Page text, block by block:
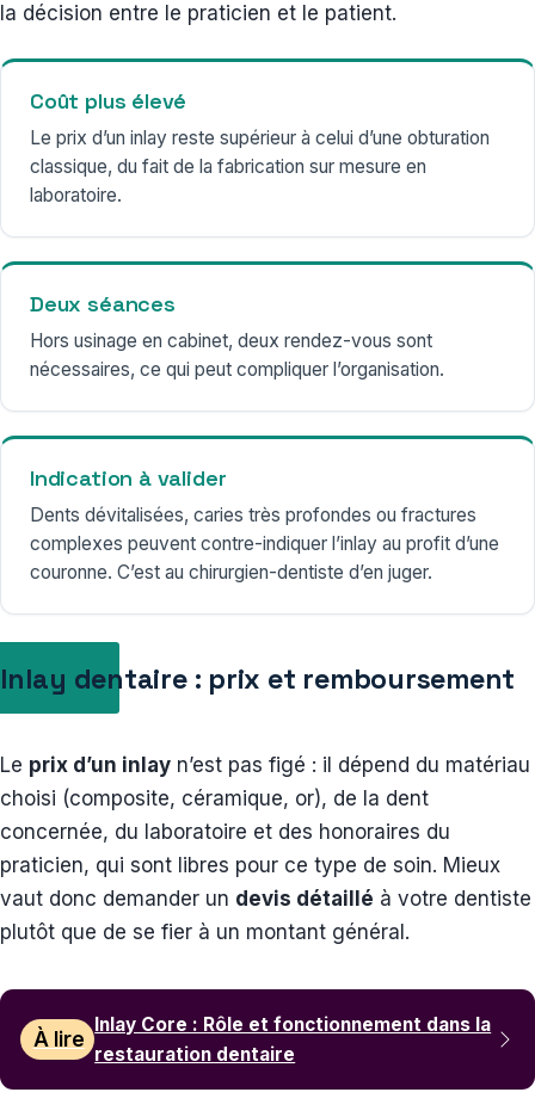
la décision entre le praticien et le patient.
Coût plus élevé
Le prix d’un inlay reste supérieur à celui d’une obturation
classique, du fait de la fabrication sur mesure en
laboratoire.
Deux séances
Hors usinage en cabinet, deux rendez-vous sont
nécessaires, ce qui peut compliquer l’organisation.
Indication à valider
Dents dévitalisées, caries très profondes ou fractures
complexes peuvent contre-indiquer l’inlay au profit d’une
couronne. C’est au chirurgien-dentiste d’en juger.
Inlay dentaire : prix et remboursement
Le prix d’un inlay n’est pas figé : il dépend du matériau
choisi (composite, céramique, or), de la dent
concernée, du laboratoire et des honoraires du
praticien, qui sont libres pour ce type de soin. Mieux
vaut donc demander un devis détaillé à votre dentiste
plutôt que de se fier à un montant général.
À lire
Inlay Core : Rôle et fonctionnement dans la
restauration dentaire